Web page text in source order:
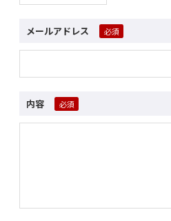
メールアドレス
内容